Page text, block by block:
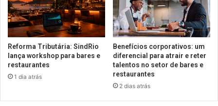
Reforma Tributária: SindRio
lança workshop para bares e
restaurantes
1 dia atrás
Benefícios corporativos: um
diferencial para atrair e reter
talentos no setor de bares e
restaurantes
2 dias atrás